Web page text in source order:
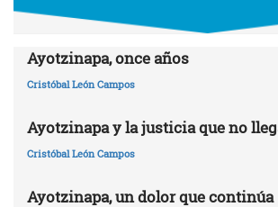
Ayotzinapa, once años
Cristóbal León Campos
Ayotzinapa y la justicia que no
Cristóbal León Campos
Ayotzinapa, un dolor que continúa